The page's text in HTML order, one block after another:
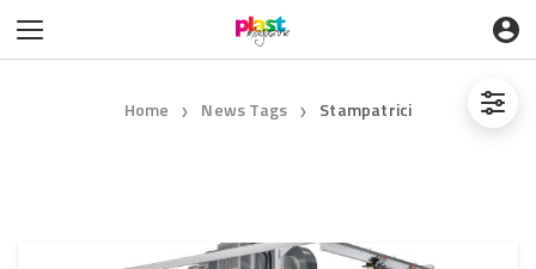
Home ❯ News Tags ❯ Stampatrici